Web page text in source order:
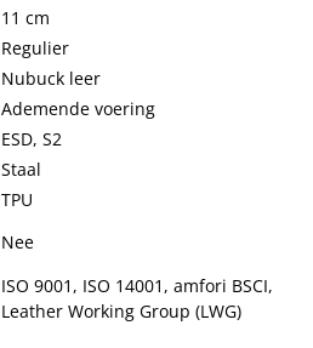
11 cm
Regulier
Nubuck leer
Ademende voering
ESD, S2
Staal
TPU
Nee
ISO 9001, ISO 14001, amfori BSCI,
Leather Working Group (LWG)